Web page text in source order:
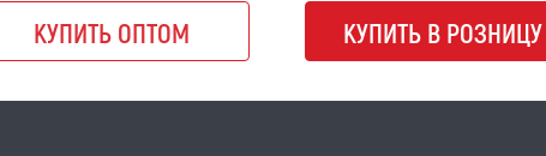
КУПИТЬ ОПТОМ КУПИТЬ В РОЗНИЦУ